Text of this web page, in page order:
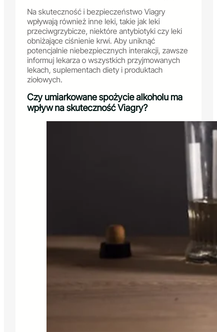
Na skuteczność i bezpieczeństwo Viagry
wpływają również inne leki, takie jak leki
przeciwgrzybicze, niektóre antybiotyki czy leki
obniżające ciśnienie krwi. Aby uniknąć
potencjalnie niebezpiecznych interakcji, zawsze
informuj lekarza o wszystkich przyjmowanych
lekach, suplementach diety i produktach
ziołowych.
Czy umiarkowane spożycie alkoholu ma
wpływ na skuteczność Viagry?